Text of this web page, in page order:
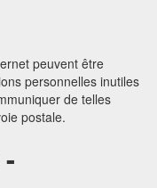
peuvent être
personnelles inutiles
de telles
postale.